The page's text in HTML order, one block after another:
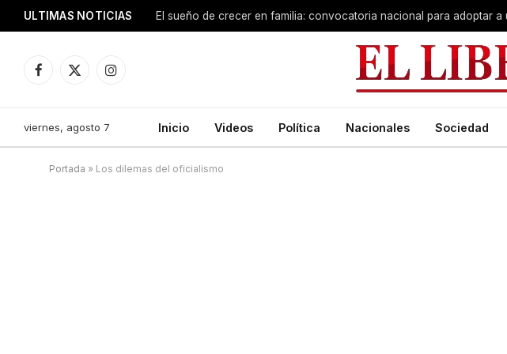
ULTIMAS NOTICIAS
Facebook
X
Instagram
viernes, agosto 7 Inicio Videos Política Nacionales Sociedad
Portada » Los dilemas del oficialismo